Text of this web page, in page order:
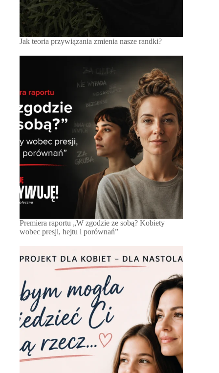
Jak teoria przywiązania zmienia nasze randki?
Premiera raportu „W zgodzie ze sobą? Kobiety
wobec presji, hejtu i porównań”